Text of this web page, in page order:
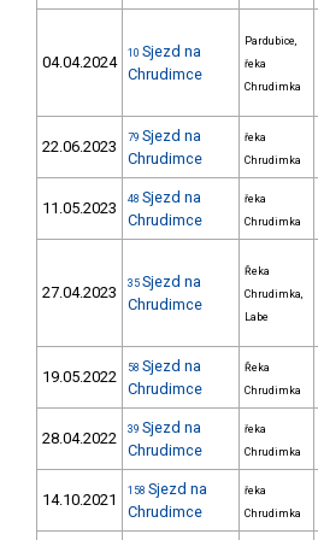
04.04.2024 10 Sjezd na
Chrudimce
Pardubice,
řeka
Chrudimka
22.06.2023 79 Sjezd na
Chrudimce
řeka
Chrudimka
11.05.2023 48 Sjezd na
Chrudimce
řeka
Chrudimka
27.04.2023 35 Sjezd na
Chrudimce
Řeka
Chrudimka,
Labe
19.05.2022 58 Sjezd na
Chrudimce
Řeka
Chrudimka
28.04.2022 39 Sjezd na
Chrudimce
řeka
Chrudimka
14.10.2021 158 Sjezd na
Chrudimce
řeka
Chrudimka